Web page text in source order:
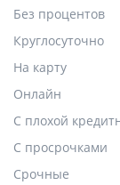
Без процентов
Круглосуточно
На карту
Онлайн
С плохой
С просрочками
Срочные